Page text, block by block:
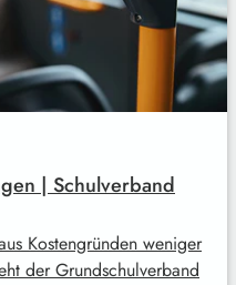
| Schulverband
Kostengründen weniger
der Grundschulverband